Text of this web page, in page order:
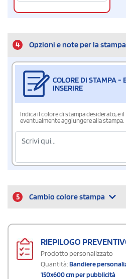
4 Opzioni e note per la stampa
COLORE DI STAMPA -
INSERIRE
Indica il colore di stampa desiderato, e
eventualmente aggiungere alla stampa.
5 Cambio colore stampa
RIEPILOGO
Prodotto personalizzato
Quantità:Bandiere
150x600 cm per pubblicità